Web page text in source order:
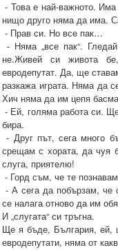
- Това е най-важното.
нищо друго няма да има.
- Прав си. Но все пак…
- Няма „все пак“.
не.Живей си живота
евродепутат. Да, ще
разкажа играта. Няма да
Хич няма да им цепя
- Ей, голяма работа си.
бира.
- Друг път, сега много
срещам с хората, да чуя
слуга, приятелю!
- Горд съм, че те
- А сега да побързам, че
се налага отново да им
И „слугата“ си тръгна.
Ще я бъде, България, ей,
евродепутати, няма от